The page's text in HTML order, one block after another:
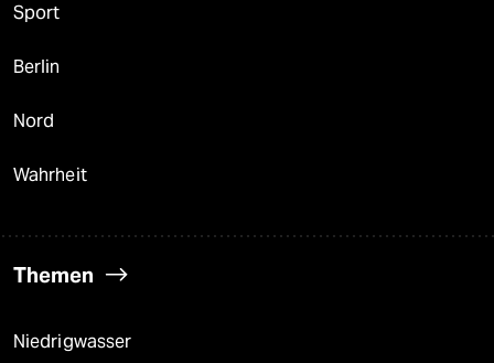
Sport
Berlin
Nord
Wahrheit
Themen
Niedrigwasser